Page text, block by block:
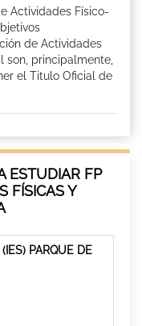
Actividades Físico-
de Actividades
son, principalmente,
el Titulo Oficial de
ESTUDIAR FP
FÍSICAS Y
PARQUE DE